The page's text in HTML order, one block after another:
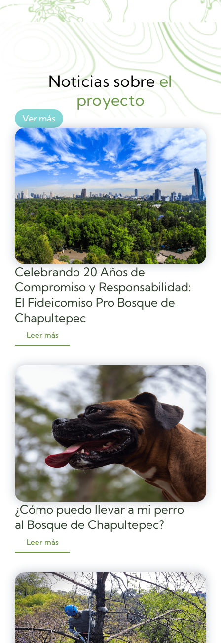
Noticias sobreel
proyecto
Ver más
Celebrando 20 Años de
Compromiso y Responsabilidad:
El Fideicomiso Pro Bosque de
Chapultepec
Leer más
¿Cómo puedo llevar a mi perro
al Bosque de Chapultepec?
Leer más